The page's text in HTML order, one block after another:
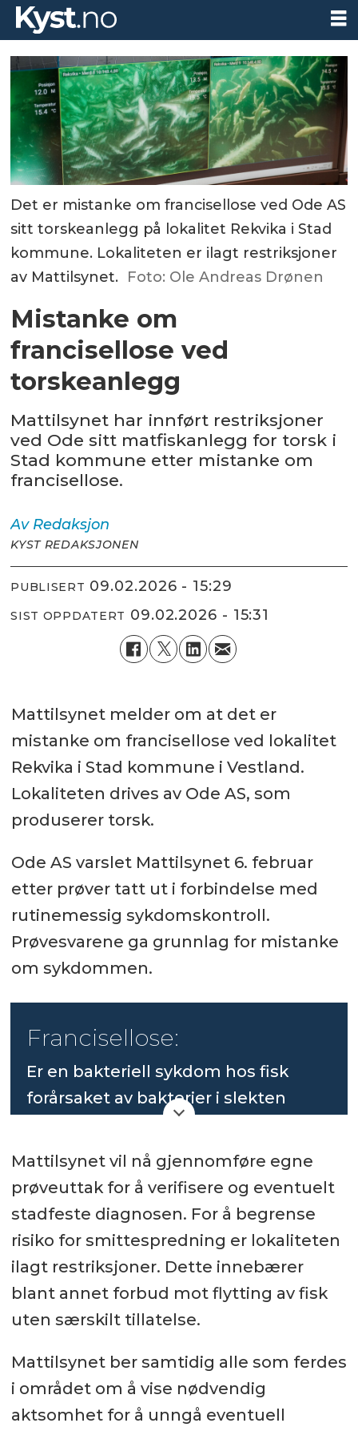
Det er mistanke om francisellose ved Ode AS
sitt torskeanlegg på lokalitet Rekvika i Stad
kommune. Lokaliteten er ilagt restriksjoner
av Mattilsynet. Foto: Ole Andreas Drønen
Mistanke om
francisellose ved
torskeanlegg
Mattilsynet har innført restriksjoner
ved Ode sitt matfiskanlegg for torsk i
Stad kommune etter mistanke om
francisellose.
Av Redaksjon
KYST REDAKSJONEN
PUBLISERT 09.02.2026 - 15:29
SIST OPPDATERT 09.02.2026 - 15:31
Mattilsynet melder om at det er
mistanke om francisellose ved lokalitet
Rekvika i Stad kommune i Vestland.
Lokaliteten drives av Ode AS, som
produserer torsk.
Ode AS varslet Mattilsynet 6. februar
etter prøver tatt ut i forbindelse med
rutinemessig sykdomskontroll.
Prøvesvarene ga grunnlag for mistanke
om sykdommen.
Francisellose:
Er en bakteriell sykdom hos fisk
forårsaket av bakterier i slekten
noatunensis
hos torsk.
Mattilsynet vil nå gjennomføre egne
prøveuttak for å verifisere og eventuelt
stadfeste diagnosen. For å begrense
risiko for smittespredning er lokaliteten
ilagt restriksjoner. Dette innebærer
blant annet forbud mot flytting av fisk
uten særskilt tillatelse.
Mattilsynet ber samtidig alle som ferdes
i området om å vise nødvendig
aktsomhet for å unngå eventuell